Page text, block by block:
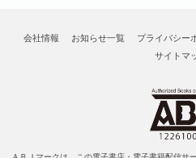
会社情報 お知らせ一覧 プライバシー
サイトマ